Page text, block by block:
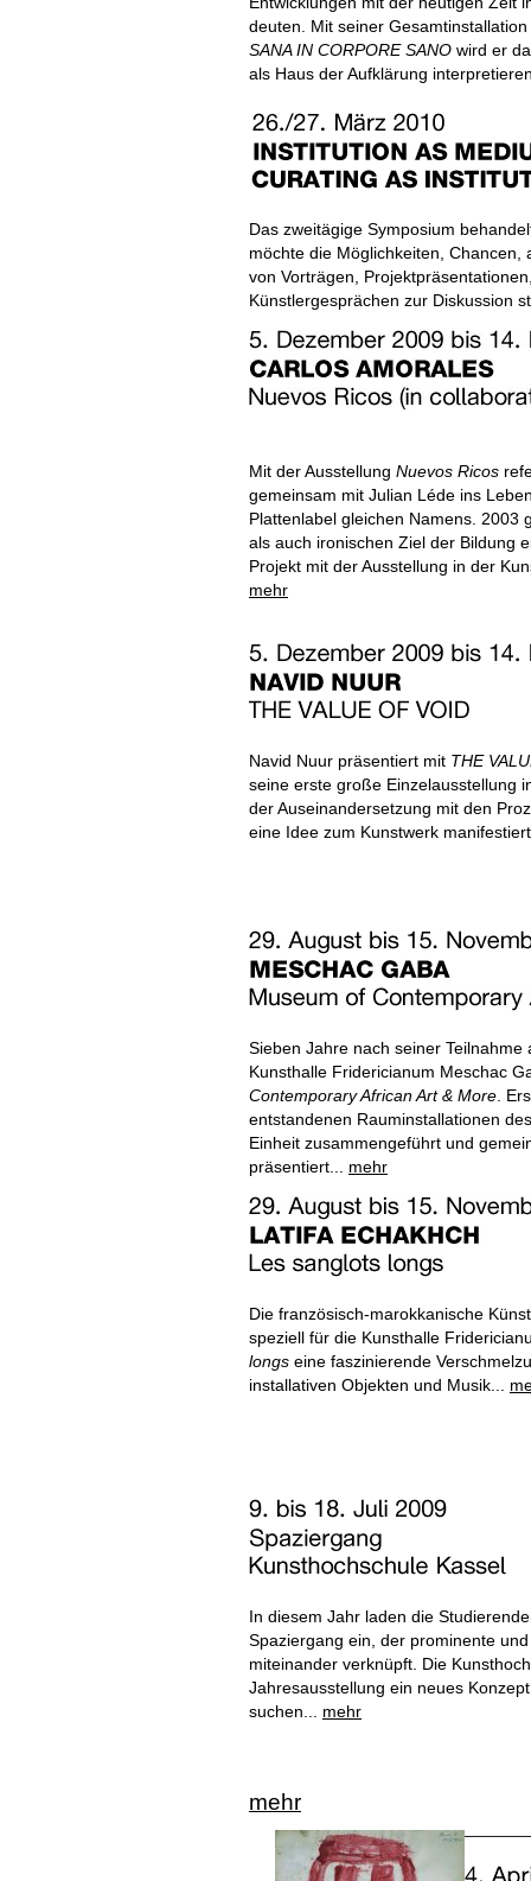
deuten. Mit seiner Gesamtinstallation
SANA IN CORPORE SANO wird er
als Haus der Aufklärung
Das zweitägige Symposium
möchte die Möglichkeiten,
von Vorträgen,
Künstlergesprächen zur Diskussion
Mit der Ausstellung Nuevos Ricos
gemeinsam mit Julian Léde ins
Plattenlabel gleichen Namens. 2003
als auch ironischen Ziel der Bildung
Projekt mit der Ausstellung in der
mehr
Navid Nuur präsentiert mit THE
seine erste große Einzelausstellung
der Auseinandersetzung mit den
eine Idee zum Kunstwerk
Sieben Jahre nach seiner
Kunsthalle Fridericianum Meschac
Contemporary African Art & More .
entstandenen Rauminstallationen
Einheit zusammengeführt und
präsentiert... mehr
Die französisch-marokkanische
speziell für die Kunsthalle
longs eine faszinierende
installativen Objekten und Musik...
In diesem Jahr laden die
Spaziergang ein, der prominente
miteinander verknüpft. Die
Jahresausstellung ein neues
suchen... mehr
mehr